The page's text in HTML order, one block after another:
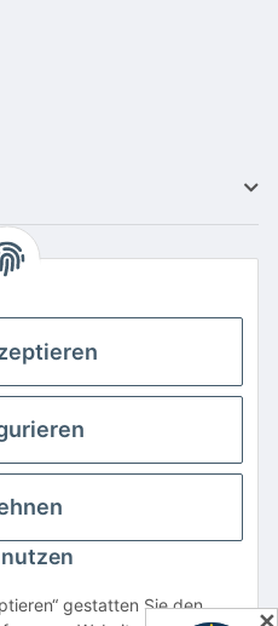
und Ladegeräten
gestatten Sie den